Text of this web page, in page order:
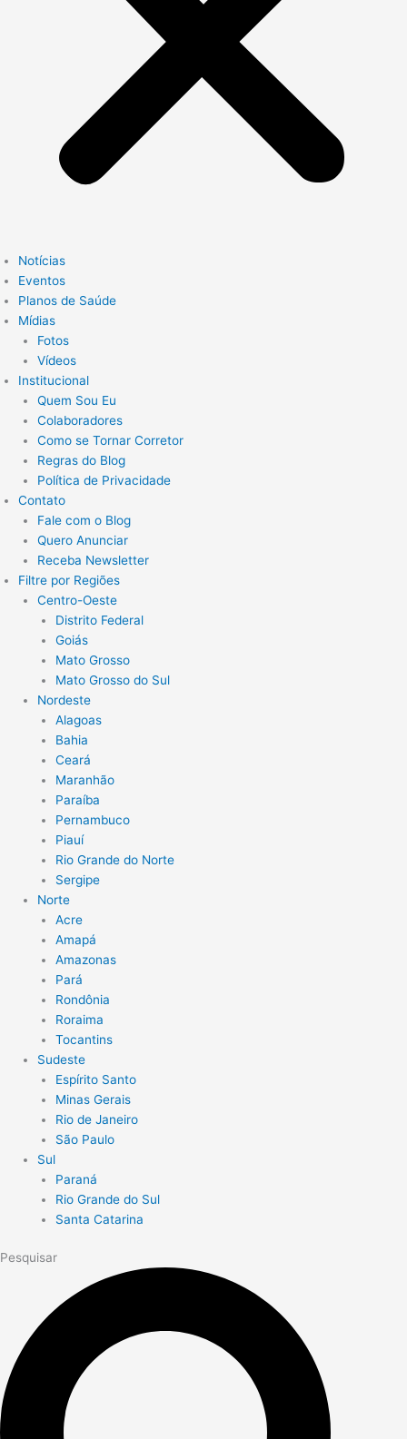
Notícias
Eventos
Planos de Saúde
Mídias
Fotos
Vídeos
Institucional
Quem Sou Eu
Colaboradores
Como se Tornar Corretor
Regras do Blog
Política de Privacidade
Contato
Fale com o Blog
Quero Anunciar
Receba Newsletter
Filtre por Regiões
Centro-Oeste
Distrito Federal
Goiás
Mato Grosso
Mato Grosso do Sul
Nordeste
Alagoas
Bahia
Ceará
Maranhão
Paraíba
Pernambuco
Piauí
Rio Grande do Norte
Sergipe
Norte
Acre
Amapá
Amazonas
Pará
Rondônia
Roraima
Tocantins
Sudeste
Espírito Santo
Minas Gerais
Rio de Janeiro
São Paulo
Sul
Paraná
Rio Grande do Sul
Santa Catarina
Pesquisar